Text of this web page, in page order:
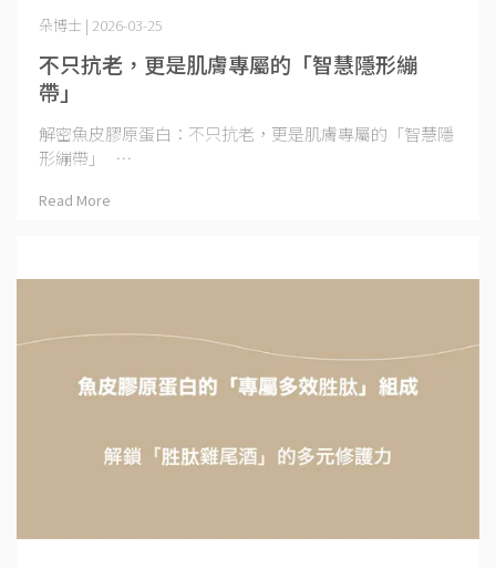
不只抗老，更是肌膚專屬的「智慧隱形繃
帶」
朵博士 | 2026-03-25
解密魚皮膠原蛋白：不只抗老，更是肌膚專屬的「智慧隱
形繃帶」 ⋯
Read More